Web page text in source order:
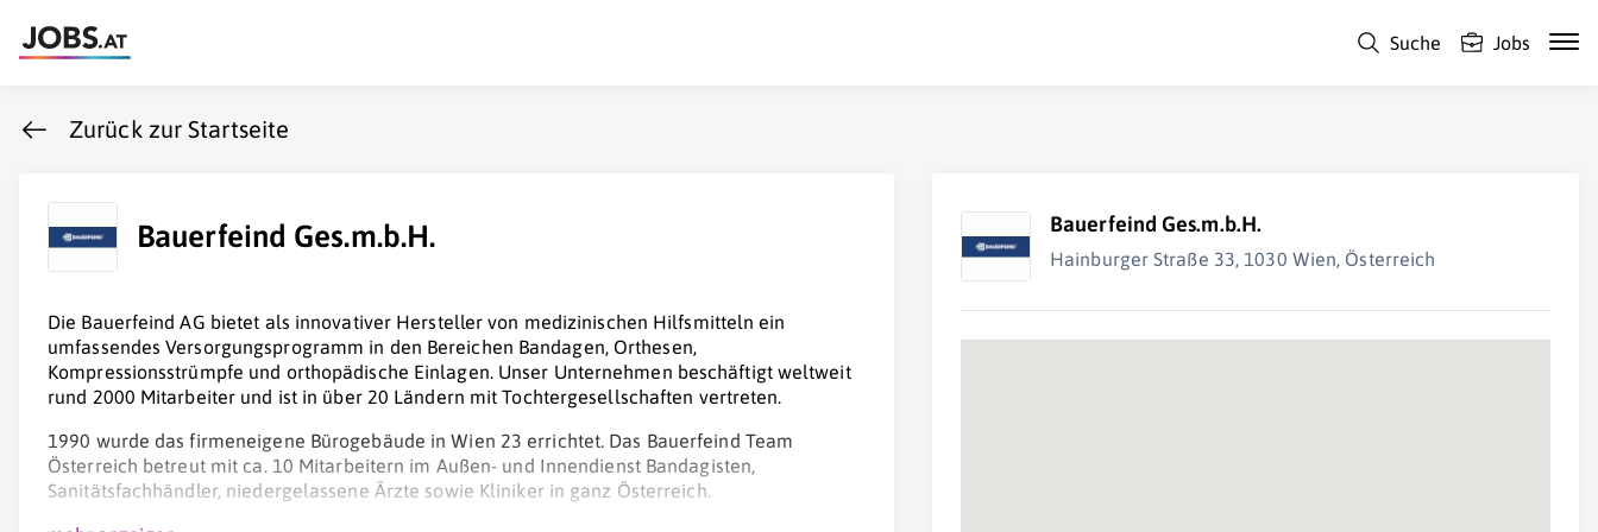
Suche Jobs
Zurück zur Startseite
Bauerfeind Ges.m.b.H.
Die Bauerfeind AG bietet als innovativer Hersteller von medizinischen Hilfsmitteln ein
umfassendes Ver­sorgungsprogramm in den Bereichen Bandagen, Orthesen,
Kompressionsstrümpfe und ortho­pä­dische Einlagen. Unser Unternehmen beschäftigt weltweit
rund 2000 Mitarbeiter und ist in über 20 Ländern mit Tochtergesellschaften vertreten.
1990 wurde das firmeneigene Bürogebäude in Wien 23 errichtet. Das Bauerfeind Team
Österreich betreut mit ca. 10 Mitarbeitern im Außen- und Innendienst Bandagisten,
Sanitätsfachhändler, niedergelassene Ärzte sowie Kliniker in ganz Österreich.
Bauerfeind Ges.m.b.H.
Hainburger Straße 33, 1030 Wien, Österreich